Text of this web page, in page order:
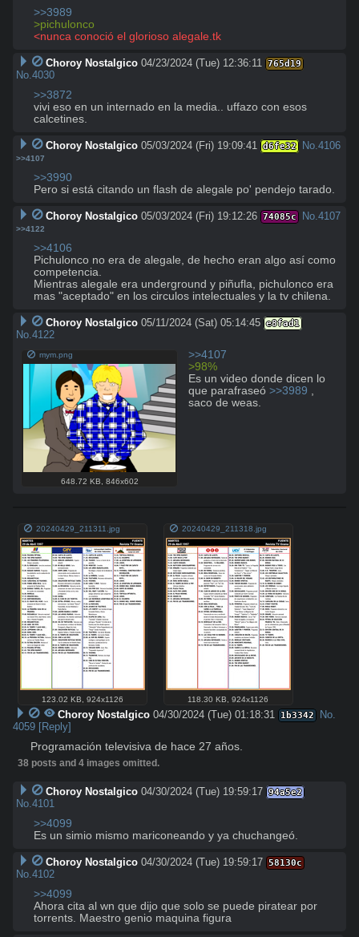
>>3989
>pichulonco
<nunca conoció el glorioso alegale.tk
Choroy Nostalgico 04/23/2024 (Tue) 12:36:11 765d19
No.4030
>>3872
vivi eso en un internado en la media.. uffazo con esos
calcetines.
Choroy Nostalgico 05/03/2024 (Fri) 19:09:41 d6fe32 No.4106
>>4107
>>3990
Pero si está citando un flash de alegale po' pendejo tarado.
Choroy Nostalgico 05/03/2024 (Fri) 19:12:26 74085c No.4107
>>4122
>>4106
Pichulonco no era de alegale, de hecho eran algo así como
competencia.
Mientras alegale era underground y piñufla, pichulonco era
mas "aceptado" en los circulos intelectuales y la tv chilena.
Choroy Nostalgico 05/11/2024 (Sat) 05:14:45 e8fad1
No.4122
mym.png
648.72 KB, 846x602
>>4107
>98%
Es un video donde dicen lo
que parafraseó >>3989 ,
saco de weas.
20240429_211311.jpg
123.02 KB ,924x1126
20240429_211318.jpg
118.30 KB ,924x1126
Choroy Nostalgico 04/30/2024 (Tue) 01:18:31 1b3342
No.
4059 [Reply]
Programación televisiva de hace 27 años.
38 posts and 4 images omitted.
Choroy Nostalgico 04/30/2024 (Tue) 19:59:17 94a5e2
No. 4101
>>4099
Es un simio mismo mariconeando y ya chuchangeó.
Choroy Nostalgico 04/30/2024 (Tue) 19:59:17 58130c
No. 4102
>>4099
Ahora cita al wn que dijo que solo se puede piratear por
torrents. Maestro genio maquina figura